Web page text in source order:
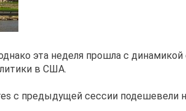
эта неделя прошла с
в США.
с предыдущей сессии подешевели